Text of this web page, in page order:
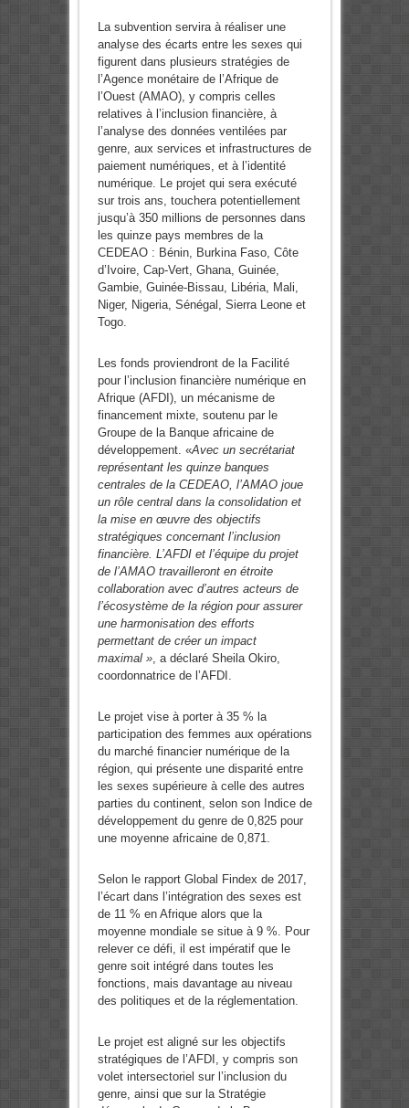
La subvention servira à réaliser une
analyse des écarts entre les sexes qui
figurent dans plusieurs stratégies de
l’Agence monétaire de l’Afrique de
l’Ouest (AMAO), y compris celles
relatives à l’inclusion financière, à
l’analyse des données ventilées par
genre, aux services et infrastructures de
paiement numériques, et à l’identité
numérique. Le projet qui sera exécuté
sur trois ans, touchera potentiellement
jusqu’à 350 millions de personnes dans
les quinze pays membres de la
CEDEAO : Bénin, Burkina Faso, Côte
d’Ivoire, Cap-Vert, Ghana, Guinée,
Gambie, Guinée-Bissau, Libéria, Mali,
Niger, Nigeria, Sénégal, Sierra Leone et
Togo.
Les fonds proviendront de la Facilité
pour l’inclusion financière numérique en
Afrique (AFDI), un mécanisme de
financement mixte, soutenu par le
Groupe de la Banque africaine de
développement. «Avec un secrétariat
représentant les quinze banques
centrales de la CEDEAO, l’AMAO joue
un rôle central dans la consolidation et
la mise en œuvre des objectifs
stratégiques concernant l’inclusion
financière. L’AFDI et l’équipe du projet
de l’AMAO travailleront en étroite
collaboration avec d’autres acteurs de
l’écosystème de la région pour assurer
une harmonisation des efforts
permettant de créer un impact
maximal », a déclaré Sheila Okiro,
coordonnatrice de l’AFDI.
Le projet vise à porter à 35 % la
participation des femmes aux opérations
du marché financier numérique de la
région, qui présente une disparité entre
les sexes supérieure à celle des autres
parties du continent, selon son Indice de
développement du genre de 0,825 pour
une moyenne africaine de 0,871.
Selon le rapport Global Findex de 2017,
l’écart dans l’intégration des sexes est
de 11 % en Afrique alors que la
moyenne mondiale se situe à 9 %. Pour
relever ce défi, il est impératif que le
genre soit intégré dans toutes les
fonctions, mais davantage au niveau
des politiques et de la réglementation.
Le projet est aligné sur les objectifs
stratégiques de l’AFDI, y compris son
volet intersectoriel sur l’inclusion du
genre, ainsi que sur la Stratégie